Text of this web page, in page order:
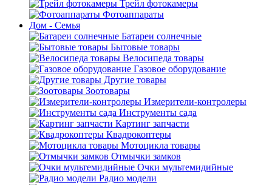
Трейл фотокамеры
Фотоаппараты
Дом - Семья
Батареи солнечные
Бытовые товары
Велосипеда товары
Газовое оборудование
Другие товары
Зоотовары
Измерители-контролеры
Инструменты сада
Картинг запчасти
Квадрокоптеры
Мотоцикла товары
Отмычки замков
Очки мультемидийные
Радио модели